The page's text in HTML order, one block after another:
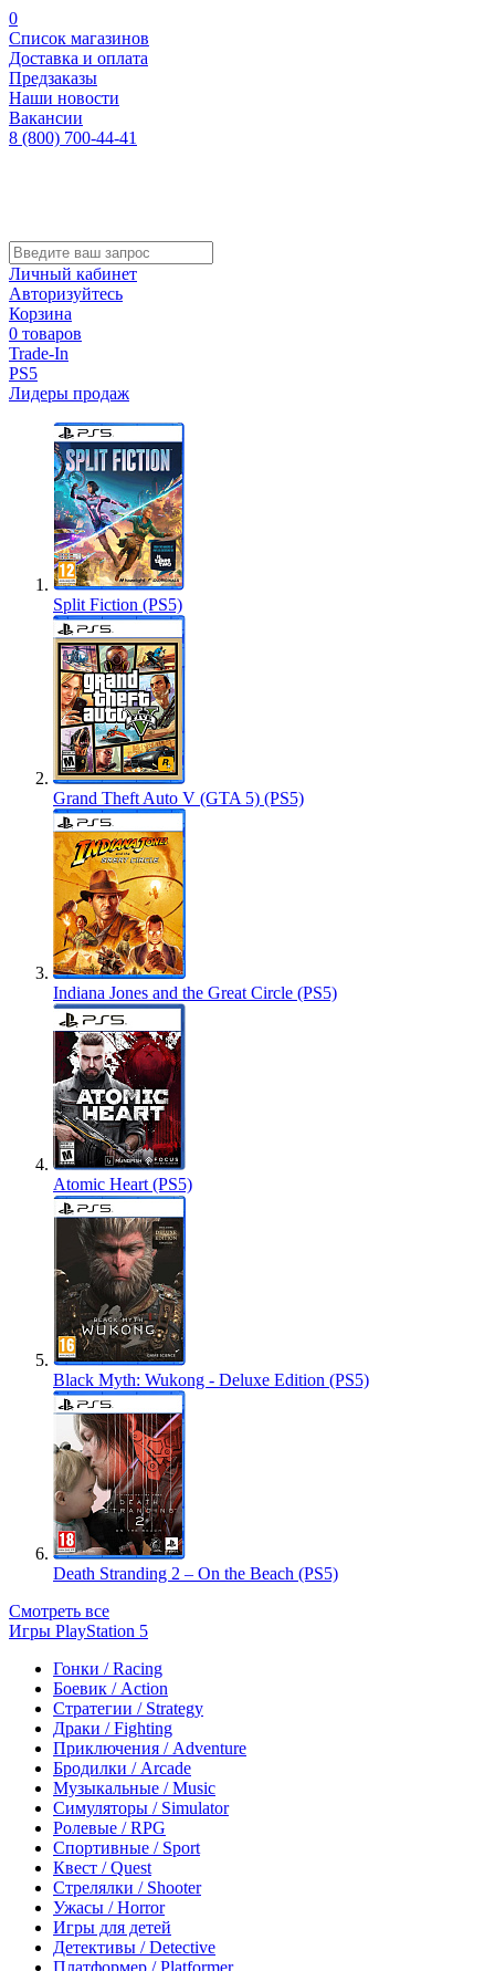
0
Список магазинов
Доставка и оплата
Предзаказы
Наши новости
Вакансии
8 (800) 700-44-41
Личный кабинет
Авторизуйтесь
Корзина
0 товаров
Trade-In
PS5
Лидеры продаж
Split Fiction (PS5)
Grand Theft Auto V (GTA 5) (PS5)
Indiana Jones and the Great Circle (PS5)
Atomic Heart (PS5)
Black Myth: Wukong - Deluxe Edition (PS5)
Death Stranding 2 – On the Beach (PS5)
Смотреть все
Игры PlayStation 5
Гонки / Racing
Боевик / Action
Стратегии / Strategy
Драки / Fighting
Приключения / Adventure
Бродилки / Arcade
Музыкальные / Music
Симуляторы / Simulator
Ролевые / RPG
Спортивные / Sport
Квест / Quest
Стрелялки / Shooter
Ужасы / Horror
Игры для детей
Детективы / Detective
Платформер / Platformer